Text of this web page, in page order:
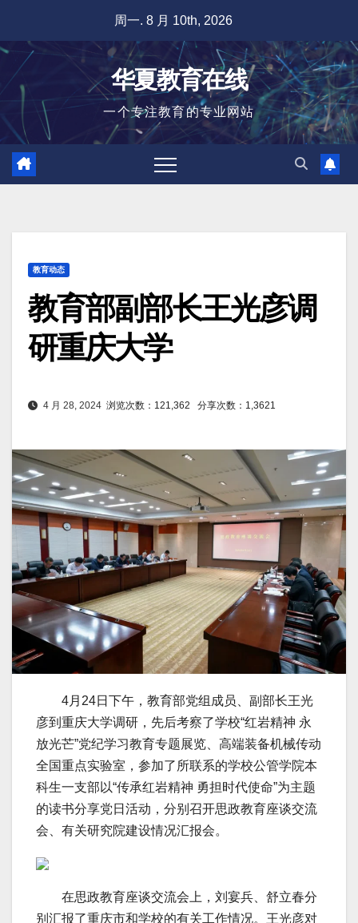
容
周一. 8 月 10th, 2026
华夏教育在线
一个专注教育的专业网站
教育动态
教育部副部长王光彦调
研重庆大学
4 月 28, 2024 浏览次数：121,362 分享次数：1,3621
4月24日下午，教育部党组成员、副部长王光
彦到重庆大学调研，先后考察了学校“红岩精神 永
放光芒”党纪学习教育专题展览、高端装备机械传动
全国重点实验室，参加了所联系的学校公管学院本
科生一支部以“传承红岩精神 勇担时代使命”为主题
的读书分享党日活动，分别召开思政教育座谈交流
会、有关研究院建设情况汇报会。
在思政教育座谈交流会上，刘宴兵、舒立春分
别汇报了重庆市和学校的有关工作情况。王光彦对